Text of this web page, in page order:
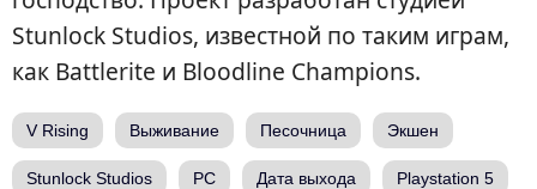
Stunlock Studios, известной по таким играм,
как Battlerite и Bloodline Champions.
V Rising Выживание Песочница Экшен
Stunlock Studios PC Дата выхода Playstation 5